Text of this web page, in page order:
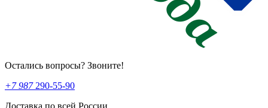
Остались вопросы? Звоните!
+7 987290-55-90
Доставка по всей России